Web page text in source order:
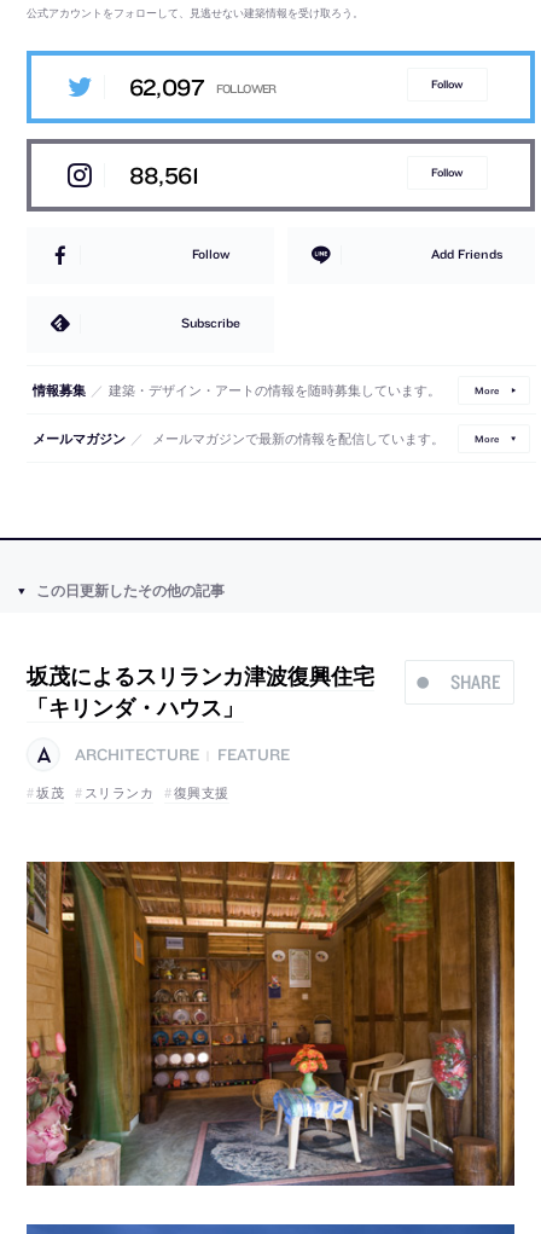
公式アカウントをフォローして、見逃せない建築情報を受け取ろう。
62,097 Follow
88,561 Follow
Follow Add Friends
Subscribe
情報募集 ／ 建築・デザイン・アートの情報を随時募集しています。 More
メールマガジン ／ メールマガジンで最新の情報を配信しています。 More
この日更新したその他の記事
SHARE
坂茂によるスリランカ津波復興住宅
「キリンダ・ハウス」
ARCHITECTURE
FEATURE
坂茂
スリランカ 復興支援